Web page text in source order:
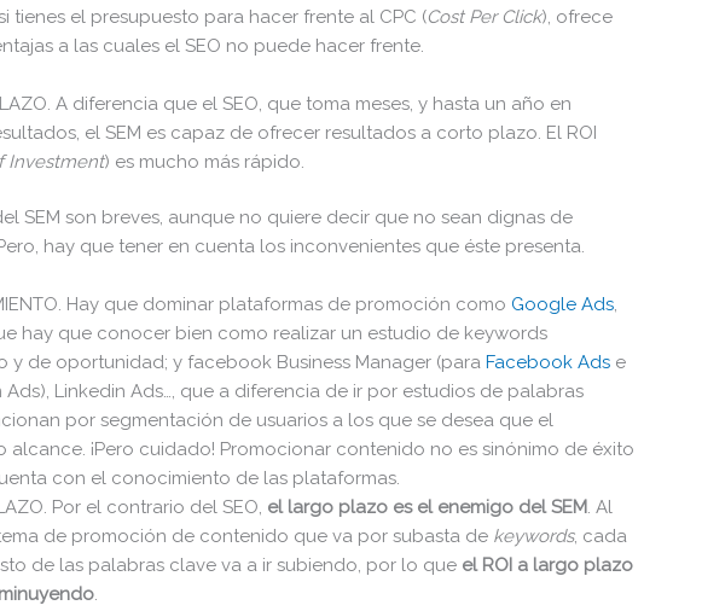
tienes el presupuesto para hacer frente al CPC (Cost Per Click), ofrece
a las cuales el SEO no puede hacer frente.
A diferencia que el SEO, que toma meses, y hasta un año en
el SEM es capaz de ofrecer resultados a corto plazo. El ROI
Investment) es mucho más rápido.
SEM son breves, aunque no quiere decir que no sean dignas de
hay que tener en cuenta los inconvenientes que éste presenta.
Hay que dominar plataformas de promoción como Google Ads,
hay que conocer bien como realizar un estudio de keywords
y de oportunidad; y facebook Business Manager (paraFacebook Ads e
Ads), Linkedin Ads…, que a diferencia de ir por estudios de palabras
por segmentación de usuarios a los que se desea que el
alcance. ¡Pero cuidado! Promocionar contenido no es sinónimo de éxito
con el conocimiento de las plataformas.
Por el contrario del SEO, el largo plazo es el enemigo del SEM. Al
de promoción de contenido que va por subasta de keywords, cada
de las palabras clave va a ir subiendo, por lo que el ROI a largo plazo
.